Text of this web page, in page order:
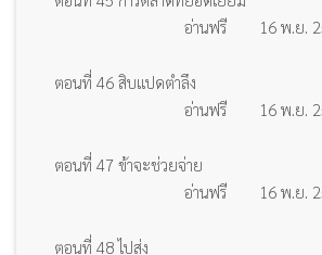
อ่านฟรี
16 พ.ย.
ตอนที่ 46 สิบแปดตำลึง
อ่านฟรี
16 พ.ย.
ตอนที่ 47 ข้าจะช่วยจ่าย
อ่านฟรี
16 พ.ย.
ตอนที่ 48 ไปส่ง